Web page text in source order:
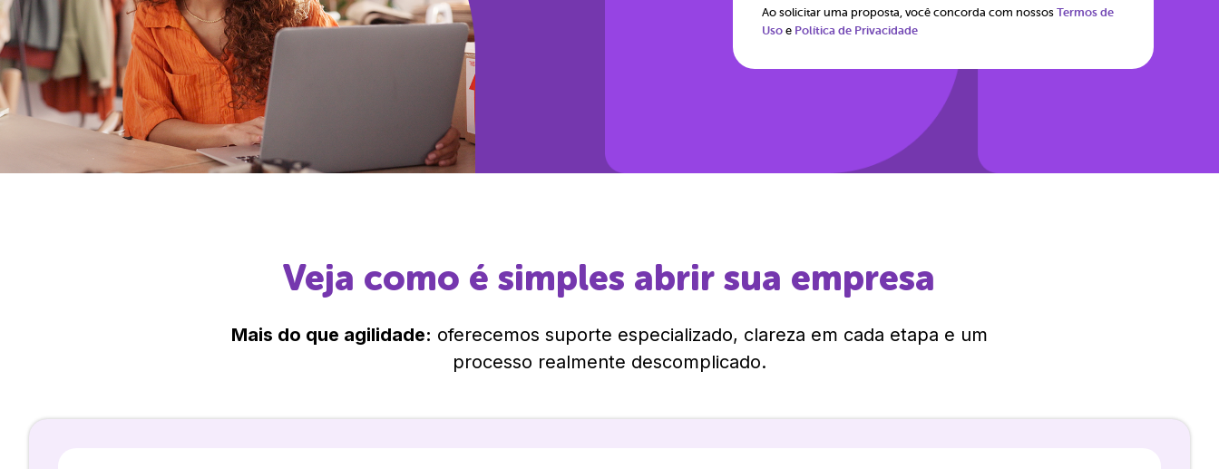
Ao solicitar uma proposta, você concorda com nossos Termos de
Uso e Política de Privacidade
Veja como é simples abrir sua empresa
Mais do que agilidade: oferecemos suporte especializado, clareza em cada etapa e um
processo realmente descomplicado.